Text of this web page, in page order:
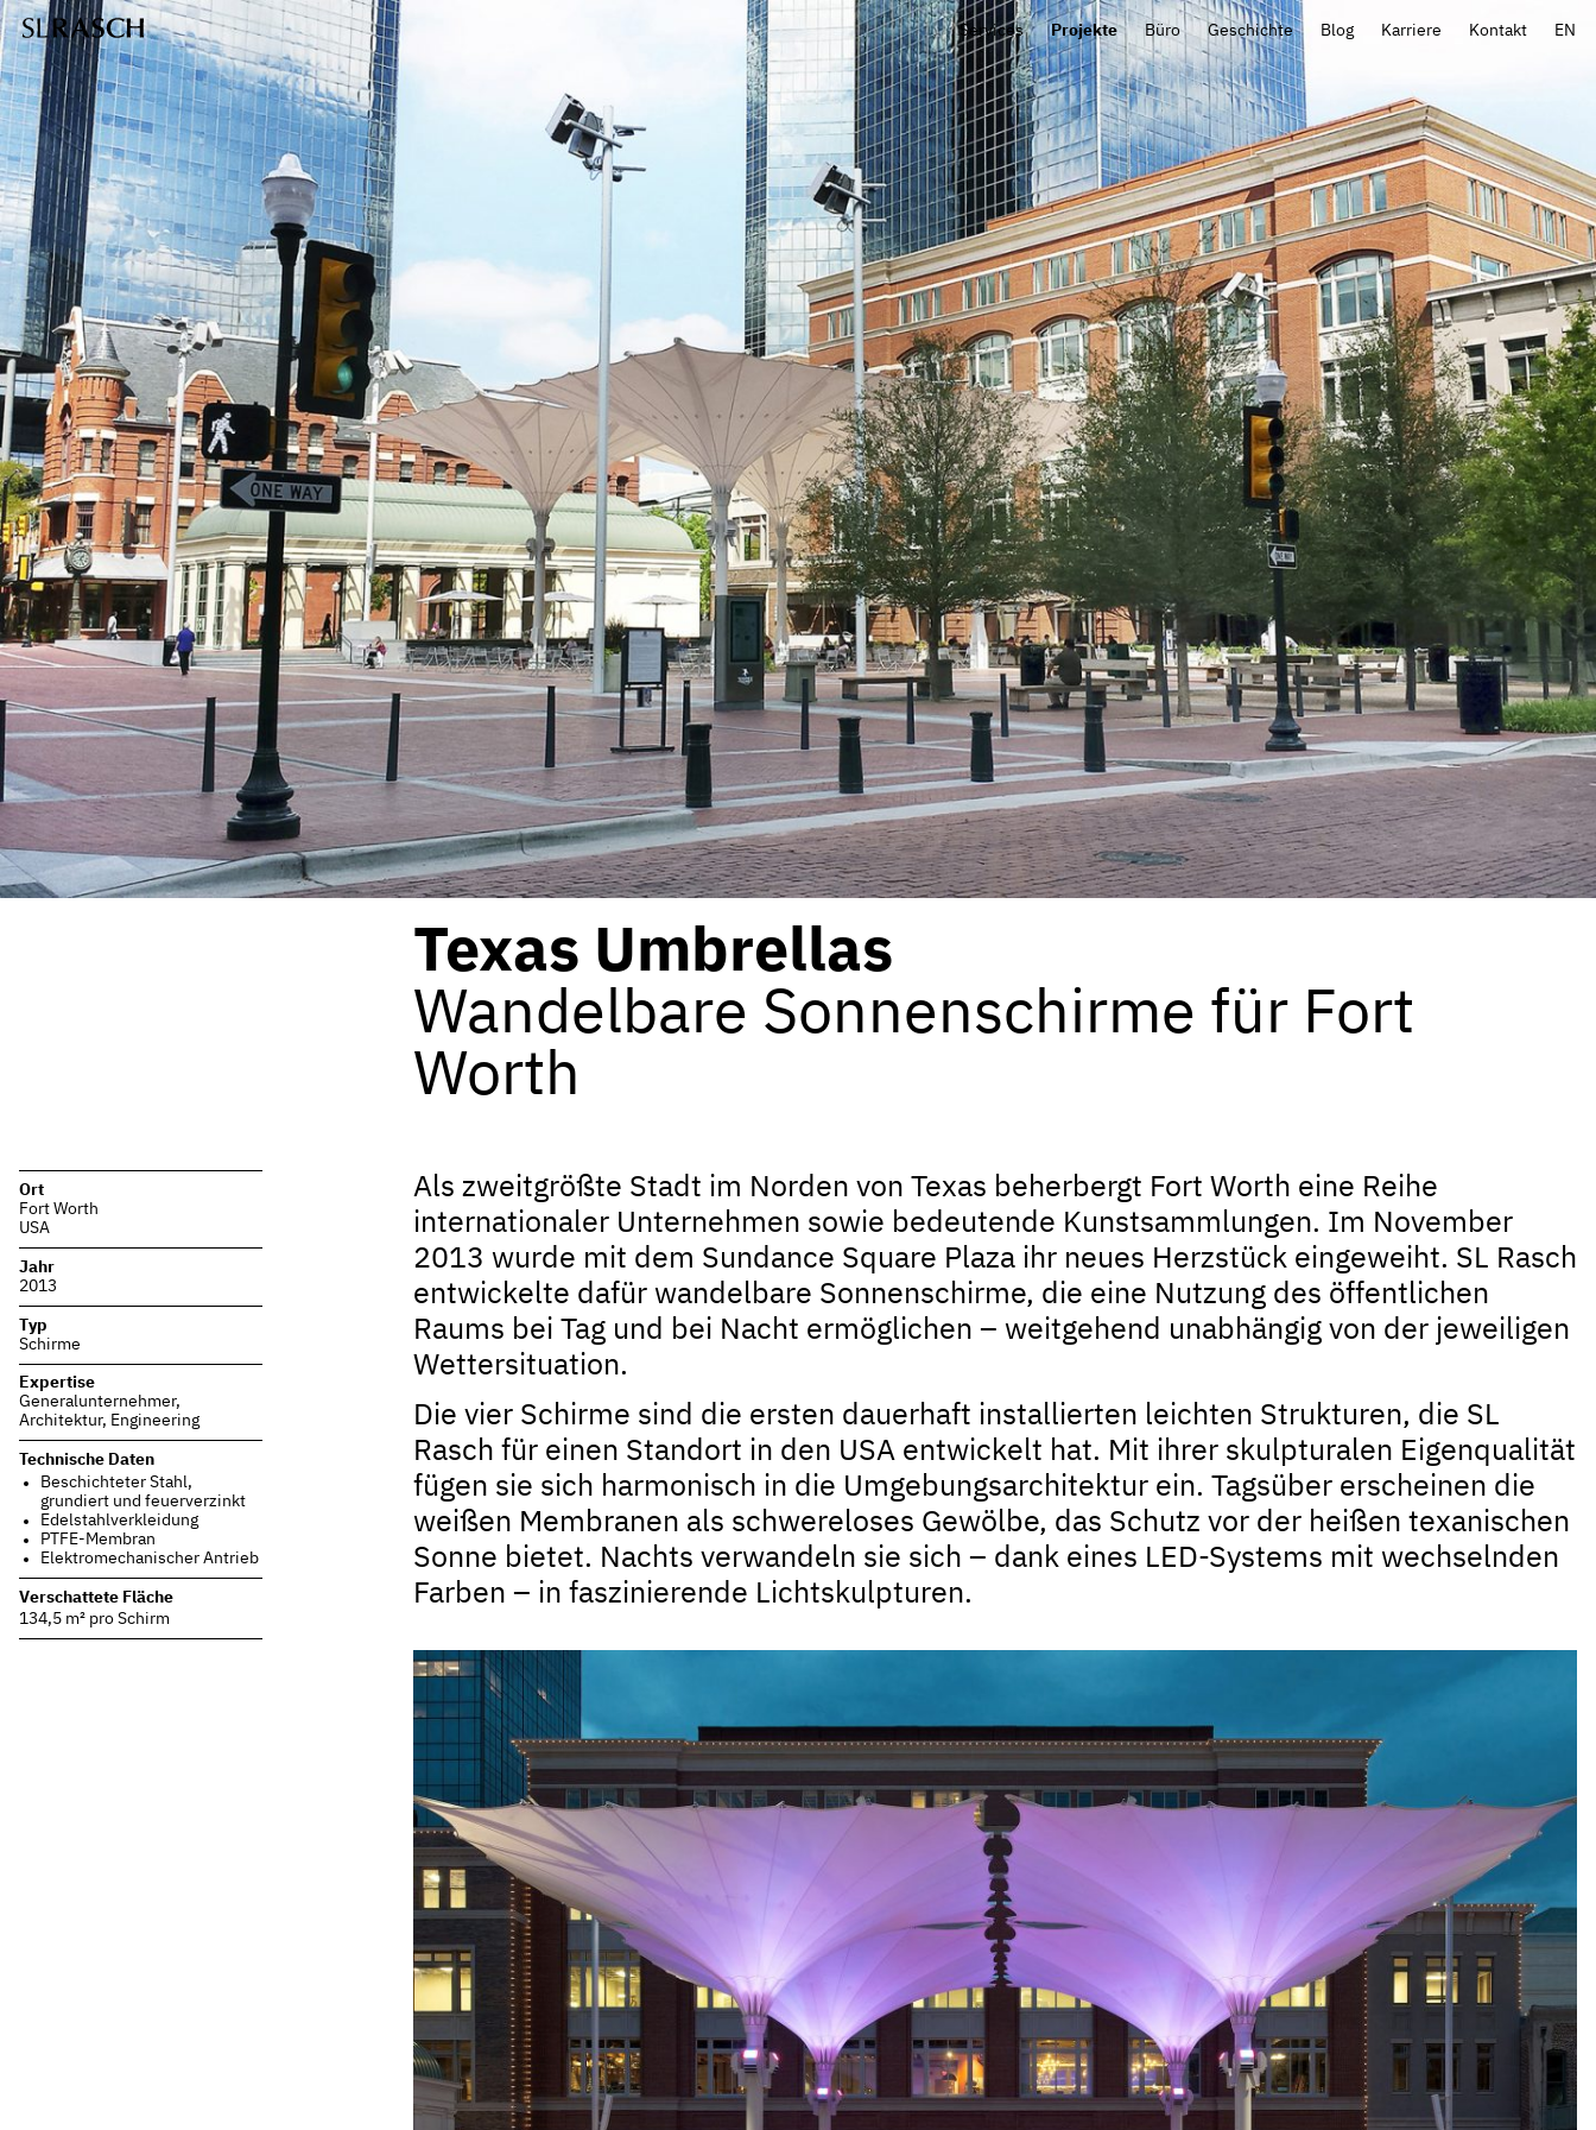
Services Projekte Büro Geschichte Blog Karriere Kontakt EN
Texas Umbrellas
Wandelbare Sonnenschirme für Fort
Worth
Ort
Fort Worth
USA
Jahr
2013
Typ
Schirme
Expertise
Generalunternehmer,
Architektur, Engineering
Technische Daten
Beschichteter Stahl,
grundiert und feuerverzinkt
Edelstahlverkleidung
PTFE-Membran
Elektromechanischer Antrieb
Verschattete Fläche
134,5 m² pro Schirm
Als zweitgrößte Stadt im Norden von Texas beherbergt Fort Worth eine Reihe
internationaler Unternehmen sowie bedeutende Kunstsammlungen. Im November
2013 wurde mit dem Sundance Square Plaza ihr neues Herzstück eingeweiht. SL Rasch
entwickelte dafür wandelbare Sonnenschirme, die eine Nutzung des öffentlichen
Raums bei Tag und bei Nacht ermöglichen – weitgehend unabhängig von der jeweiligen
Wettersituation.
Die vier Schirme sind die ersten dauerhaft installierten leichten Strukturen, die SL
Rasch für einen Standort in den USA entwickelt hat. Mit ihrer skulpturalen Eigenqualität
fügen sie sich harmonisch in die Umgebungsarchitektur ein. Tagsüber erscheinen die
weißen Membranen als schwereloses Gewölbe, das Schutz vor der heißen texanischen
Sonne bietet. Nachts verwandeln sie sich – dank eines LED-Systems mit wechselnden
Farben – in faszinierende Lichtskulpturen.